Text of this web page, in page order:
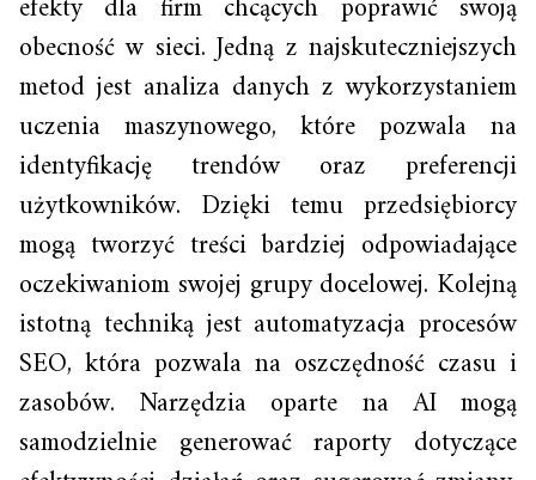
obecność w sieci. Jedną z najskuteczniejszych
metod jest analiza danych z wykorzystaniem
uczenia maszynowego, które pozwala na
identyfikację trendów oraz preferencji
użytkowników. Dzięki temu przedsiębiorcy
mogą tworzyć treści bardziej odpowiadające
oczekiwaniom swojej grupy docelowej. Kolejną
istotną techniką jest automatyzacja procesów
SEO, która pozwala na oszczędność czasu i
zasobów. Narzędzia oparte na AI mogą
samodzielnie generować raporty dotyczące